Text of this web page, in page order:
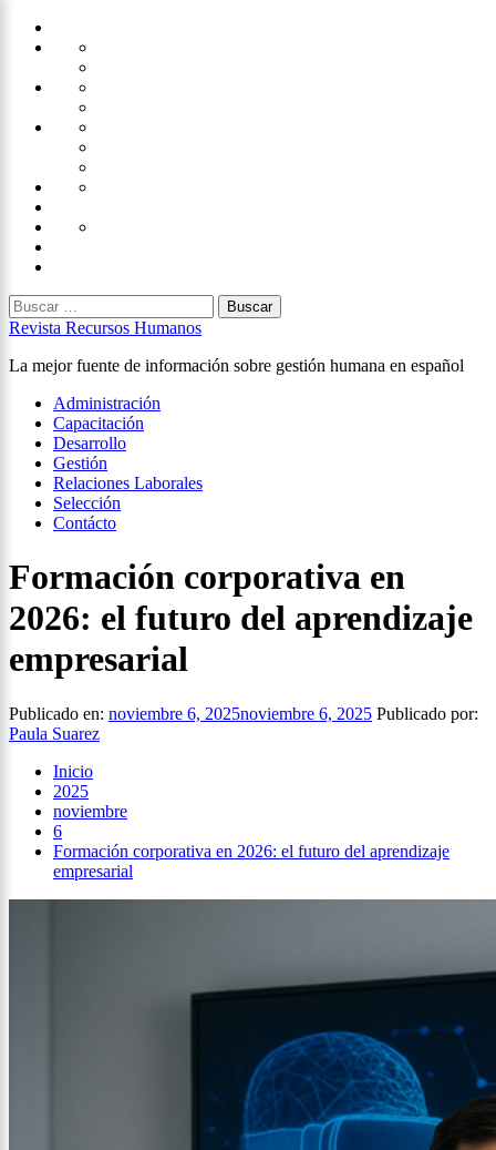
Saltar
Administración
Capacitación
Desarrollo
Gestión
Laborales
Selección
Buscar:
Revista Recursos Humanos
La mejor fuente de información sobre gestión humana en español
Menú
principal
Administración
Capacitación
Desarrollo
Gestión
Relaciones Laborales
Selección
Contácto
Formación corporativa en
2026: el futuro del aprendizaje
empresarial
Publicado en: noviembre 6, 2025noviembre 6, 2025 Publicado por:
Paula Suarez
Inicio
2025
noviembre
6
Formación corporativa en 2026: el futuro del aprendizaje
empresarial